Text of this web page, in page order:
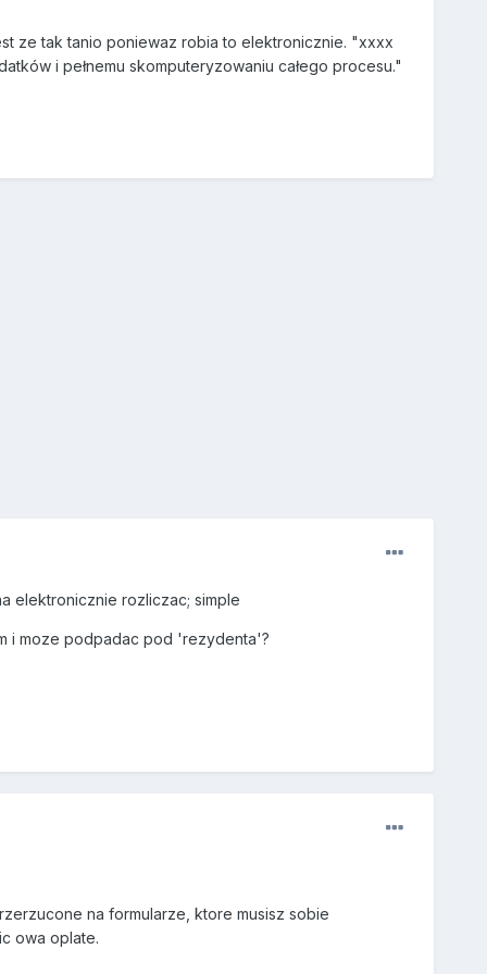
ze tak tanio poniewaz robia to elektronicznie. "xxxx
i pełnemu skomputeryzowaniu całego procesu."
elektronicznie rozliczac; simple
i moze podpadac pod 'rezydenta'?
na formularze, ktore musisz sobie
owa oplate.